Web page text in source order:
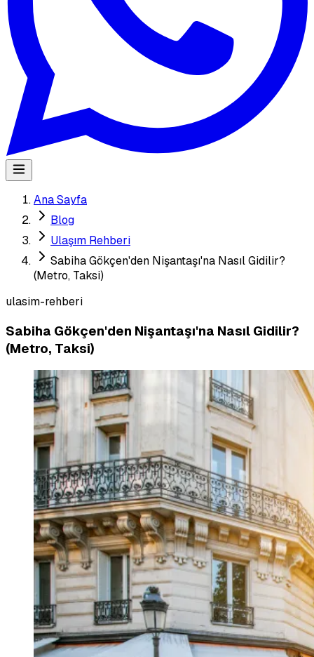
Ana Sayfa
Blog
Ulaşım Rehberi
Sabiha Gökçen'den Nişantaşı'na Nasıl Gidilir?
(Metro, Taksi)
ulasim-rehberi
Sabiha Gökçen'den Nişantaşı'na Nasıl Gidilir?
(Metro, Taksi)